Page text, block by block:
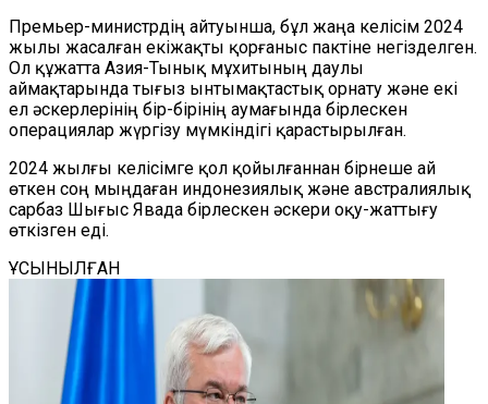
Премьер-министрдің айтуынша, бұл жаңа келісім 2024
жылы жасалған екіжақты қорғаныс пактіне негізделген.
Ол құжатта Азия-Тынық мұхитының даулы
аймақтарында тығыз ынтымақтастық орнату және екі
ел әскерлерінің бір-бірінің аумағында бірлескен
операциялар жүргізу мүмкіндігі қарастырылған.
2024 жылғы келісімге қол қойылғаннан бірнеше ай
өткен соң мыңдаған индонезиялық және австралиялық
сарбаз Шығыс Явада бірлескен әскери оқу-жаттығу
өткізген еді.
ҰСЫНЫЛҒАН